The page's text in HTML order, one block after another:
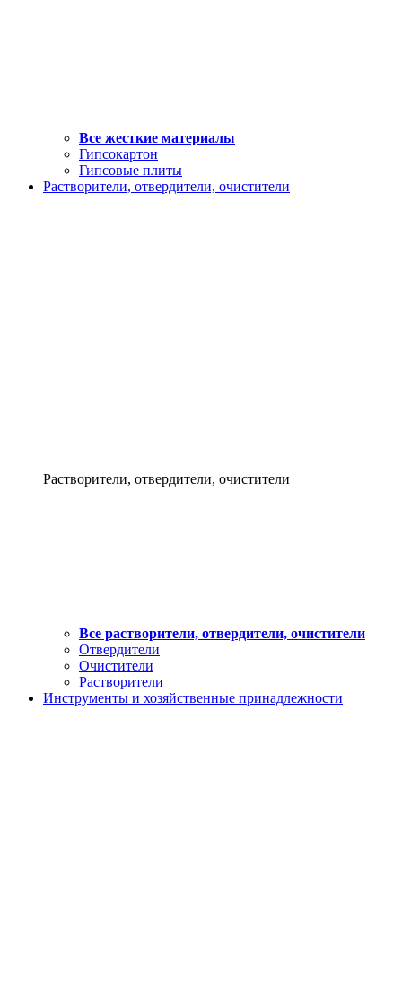
Все жесткие материалы
Гипсокартон
Гипсовые плиты
Растворители, отвердители, очистители
Растворители, отвердители, очистители
Все растворители, отвердители, очистители
Отвердители
Очистители
Растворители
Инструменты и хозяйственные принадлежности